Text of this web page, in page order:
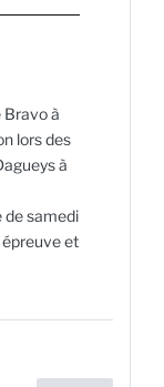
Bravo à
lors des
à
de samedi
et